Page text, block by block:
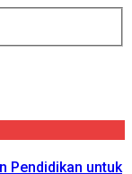
Pendidikan untuk